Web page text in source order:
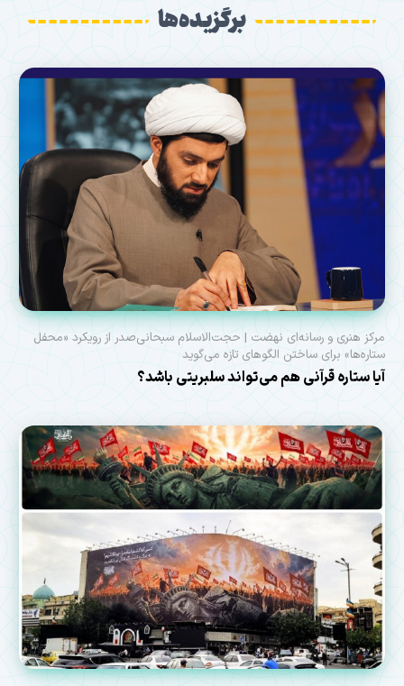
برگزیده‌ها
مرکز هنری و رسانه‌ای نهضت | حجت‌الاسلام سبحانی‌صدر از رویکرد «محفل
ستاره‌ها» برای ساختن الگوهای تازه می‌گوید
آیا ستاره قرآنی هم می‌تواند سلبریتی باشد؟